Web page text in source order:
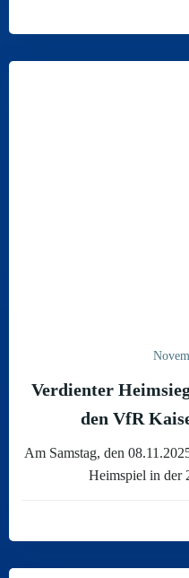
Verdienter
den VfR
Am Samstag, den
Heimspiel in